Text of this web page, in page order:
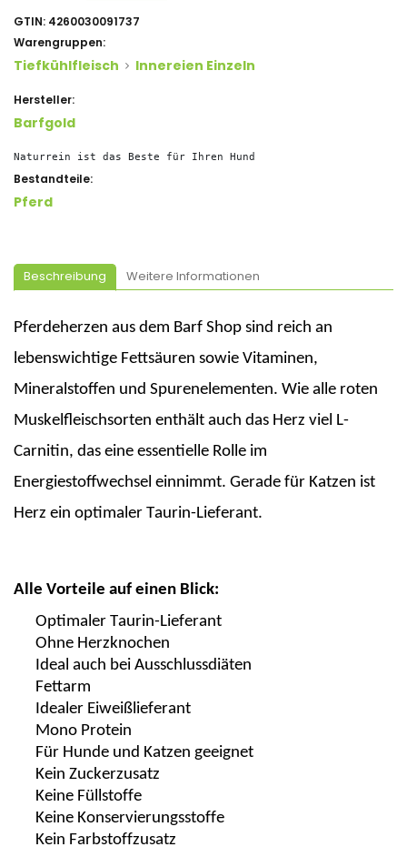
GTIN: 4260030091737
Warengruppen:
Tiefkühlfleisch Innereien Einzeln
Hersteller:
Barfgold
Naturrein ist das Beste für Ihren Hund
Bestandteile:
Pferd
Beschreibung Weitere Informationen
Pferdeherzen aus dem Barf Shop sind reich an
lebenswichtige Fettsäuren sowie Vitaminen,
Mineralstoffen und Spurenelementen. Wie alle roten
Muskelfleischsorten enthält auch das Herz viel L-
Carnitin, das eine essentielle Rolle im
Energiestoffwechsel einnimmt. Gerade für Katzen ist
Herz ein optimaler Taurin-Lieferant.
Alle Vorteile auf einen Blick:
Optimaler Taurin-Lieferant
Ohne Herzknochen
Ideal auch bei Ausschlussdiäten
Fettarm
Idealer Eiweißlieferant
Mono Protein
Für Hunde und Katzen geeignet
Kein Zuckerzusatz
Keine Füllstoffe
Keine Konservierungsstoffe
Kein Farbstoffzusatz